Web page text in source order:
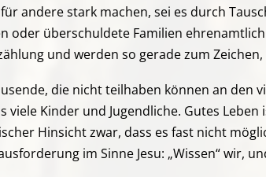
andere stark machen, sei es durch
oder überschuldete Familien
und werden so gerade zum
die nicht teilhaben können an den
Kinder und Jugendliche. Gutes
Hinsicht zwar, dass es fast nicht
im Sinne Jesu: „Wissen“ wir,